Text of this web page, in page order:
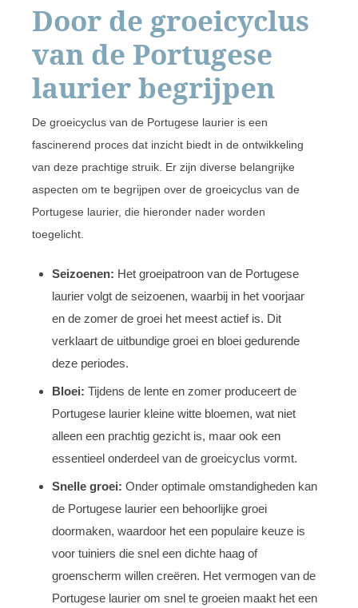
Door de groeicyclus
van de Portugese
laurier begrijpen
De groeicyclus van de Portugese laurier is een
fascinerend proces dat inzicht biedt in de ontwikkeling
van deze prachtige struik. Er zijn diverse belangrijke
aspecten om te begrijpen over de groeicyclus van de
Portugese laurier, die hieronder nader worden
toegelicht.
Seizoenen: Het groeipatroon van de Portugese
laurier volgt de seizoenen, waarbij in het voorjaar
en de zomer de groei het meest actief is. Dit
verklaart de uitbundige groei en bloei gedurende
deze periodes.
Bloei: Tijdens de lente en zomer produceert de
Portugese laurier kleine witte bloemen, wat niet
alleen een prachtig gezicht is, maar ook een
essentieel onderdeel van de groeicyclus vormt.
Snelle groei: Onder optimale omstandigheden kan
de Portugese laurier een behoorlijke groei
doormaken, waardoor het een populaire keuze is
voor tuiniers die snel een dichte haag of
groenscherm willen creëren. Het vermogen van de
Portugese laurier om snel te groeien maakt het een